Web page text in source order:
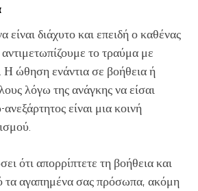
είναι διάχυτο και επειδή ο καθένας
αντιμετωπίζουμε το τραύμα με
Η ώθηση ενάντια σε βοήθεια ή
λόγω της ανάγκης να είσαι
είναι μια κοινή
ότι απορρίπτετε τη βοήθεια και
τα αγαπημένα σας πρόσωπα, ακόμη